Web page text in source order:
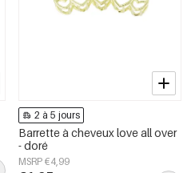
2 à 5 jours
Barrette à cheveux love all over
- doré
MSRP €4,99